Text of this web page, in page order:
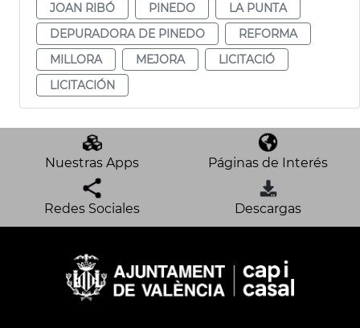
JOAN RIBÓ
PINEDO
LA PUNTA
DEPURADORA DE PINEDO
REFORMA
MILLORA
MEJORA
LICITACIÓ
LICITACIÓN
Nuestras Apps Páginas de Interés
Redes Sociales Descargas